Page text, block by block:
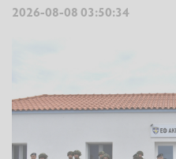
2026-08-08 03:50:34